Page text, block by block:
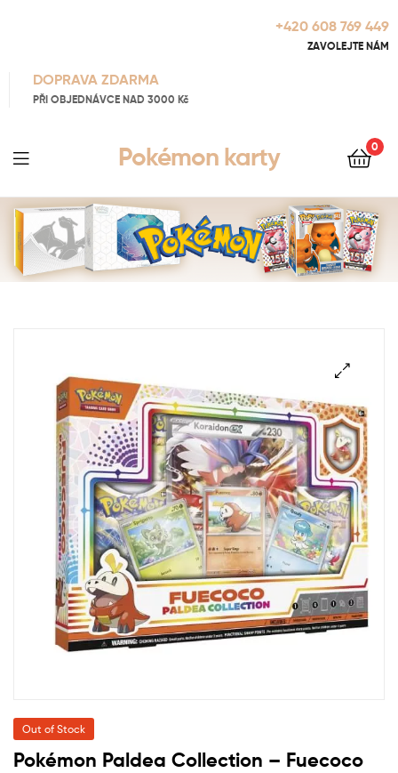
+420 608 769 449
ZAVOLEJTE NÁM
DOPRAVA ZDARMA
PŘI OBJEDNÁVCE NAD 3000 Kč
Pokémon karty 0
Out of Stock
Pokémon Paldea Collection – Fuecoco